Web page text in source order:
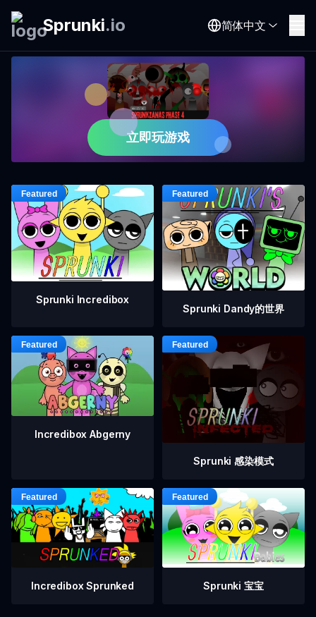
Sprunki.io 简体中文
立即玩游戏
Sprunki Incredibox
Sprunki Dandy的世界
Incredibox Abgerny
Sprunki 感染模式
Incredibox Sprunked Sprunki 宝宝